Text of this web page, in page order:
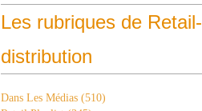
Les rubriques de Retail-
distribution
Dans Les Médias (510)